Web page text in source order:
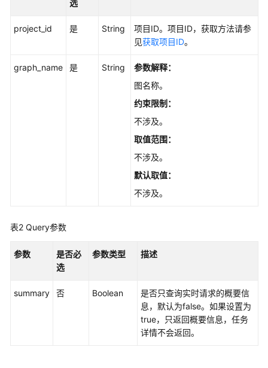
用
南
API
考
用
选
project_id 是 String
项目ID。项目ID，获取方法请参
见获取项目ID。
graph_name 是 String
参数解释：
图名称。
约束限制：
不涉及。
取值范围：
不涉及。
默认取值：
不涉及。
表2 Query参数
参数
是否必
选
参数类型 描述
summary 否 Boolean
是否只查询实时请求的概要信
息，默认为false。如果设置为
true，只返回概要信息，任务
详情不会返回。